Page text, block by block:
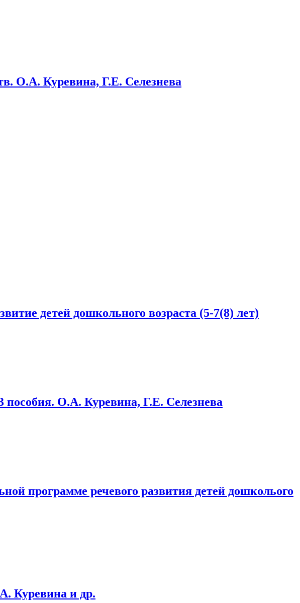
О.А. Куревина, Г.Е. Селезнева
детей дошкольного возраста (5-7(8) лет)
О.А. Куревина, Г.Е. Селезнева
программе речевого развития детей дошколього
Куревина и др.